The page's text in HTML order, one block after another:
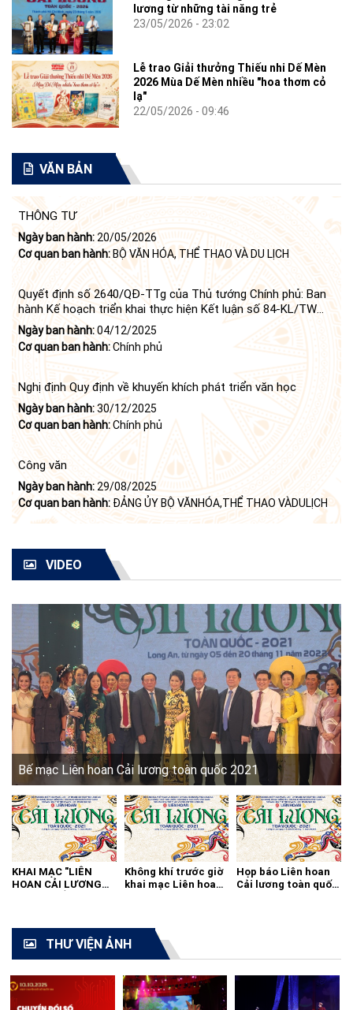
lương từ những tài năng trẻ
23/05/2026 - 23:02
Lễ trao Giải thưởng Thiếu nhi Dế Mèn
2026 Mùa Dế Mèn nhiều "hoa thơm cỏ
lạ"
22/05/2026 - 09:46
VĂN BẢN
THÔNG TƯ
Ngày ban hành: 20/05/2026
Cơ quan ban hành:BỘ VĂN HÓA, THỂ THAO VÀ DU LỊCH
Quyết định số 2640/QĐ-TTg của Thủ tướng Chính phủ: Ban
hành Kế hoạch triển khai thực hiện Kết luận số 84-KL/TW
ngày 21 tháng 6 năm 2024 của Bộ Chính trị tiếp tục thực
hiện Nghị quyết số 23-NQ/TW ngày 16 tháng 6 năm 2008
của Bộ Chính trị (khóa X) về "tiếp tục xây dựng và phát triển
văn học, nghệ thuật trong thời kỳ mới"
Ngày ban hành:04/12/2025
Cơ quan ban hành:Chính phủ
Nghị định Quy định về khuyến khích phát triển văn học
Ngày ban hành:30/12/2025
Cơ quan ban hành:Chính phủ
Công văn
Ngày ban hành: 29/08/2025
Cơ quan ban hành: ĐẢNG ỦY BỘ VĂNHÓA,THỂ THAO VÀDULỊCH
VIDEO
Bế mạc Liên hoan Cải lương toàn quốc 2021
KHAI MẠC "LIÊN
HOAN CẢI LƯƠNG
Không khí trước giờ
khai mạc Liên hoan
Họp báo Liên hoan
Cải lương toàn quốc
THƯ VIỆN ẢNH